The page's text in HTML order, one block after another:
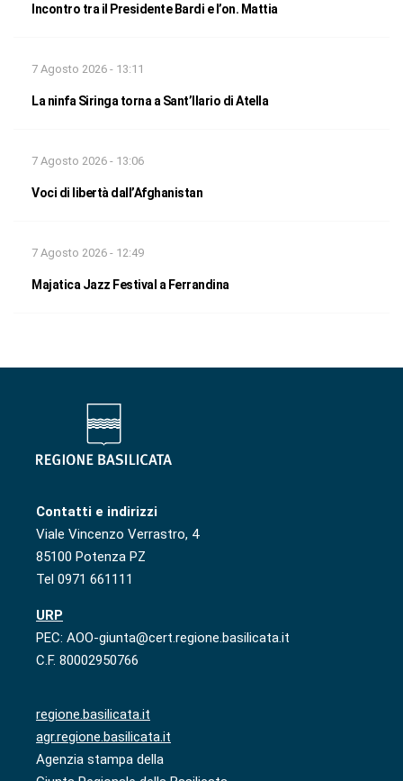
Incontro tra il Presidente Bardi e l’on. Mattia
7 Agosto 2026 - 13:11
La ninfa Siringa torna a Sant’Ilario di Atella
7 Agosto 2026 - 13:06
Voci di libertà dall’Afghanistan
7 Agosto 2026 - 12:49
Majatica Jazz Festival a Ferrandina
Contatti e indirizzi
Viale Vincenzo Verrastro, 4
85100 Potenza PZ
Tel 0971 661111
URP
PEC: AOO-giunta@cert.regione.basilicata.it
C.F. 80002950766
regione.basilicata.it
agr.regione.basilicata.it
Agenzia stampa della